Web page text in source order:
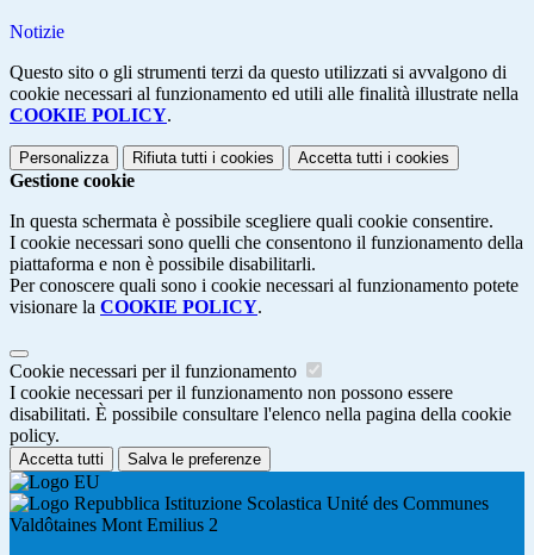
Notizie
Questo sito o gli strumenti terzi da questo utilizzati si avvalgono di
cookie necessari al funzionamento ed utili alle finalità illustrate nella
COOKIE POLICY.
Personalizza Rifiuta tutti i cookies Accetta tutti i cookies
Gestione cookie
In questa schermata è possibile scegliere quali cookie consentire.
I cookie necessari sono quelli che consentono il funzionamento della
piattaforma e non è possibile disabilitarli.
Per conoscere quali sono i cookie necessari al funzionamento potete
visionare la COOKIE POLICY.
Cookie necessari per il funzionamento
I cookie necessari per il funzionamento non possono essere
disabilitati. È possibile consultare l'elenco nella pagina della cookie
policy.
Accetta tutti Salva le preferenze
Istituzione Scolastica Unité des Communes
Valdôtaines Mont Emilius 2